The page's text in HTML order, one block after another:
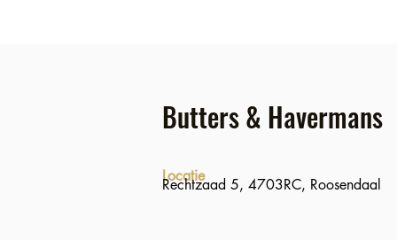
Butters & Havermans
Locatie
Rechtzaad 5, 4703RC, Roosendaal